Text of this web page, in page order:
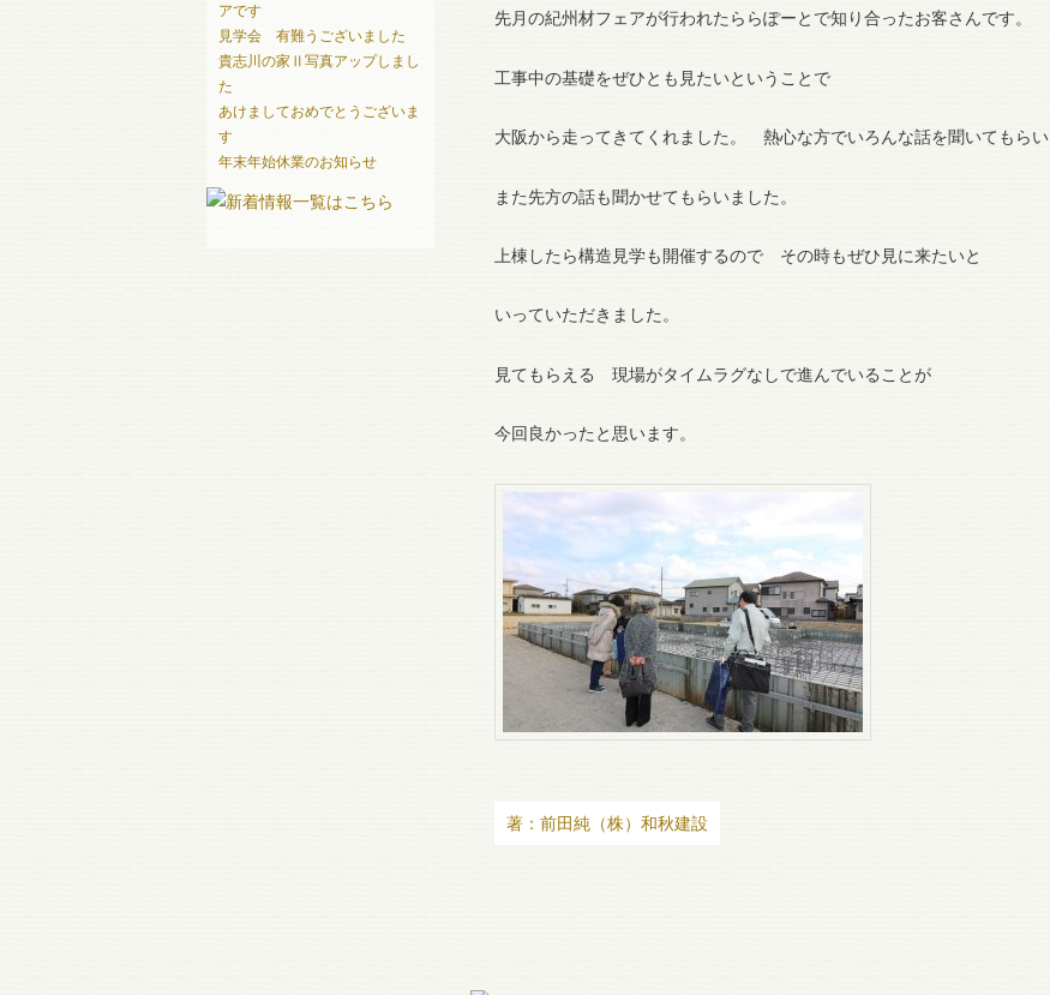
先月の紀州材フェアが行われたららぽーとで知り合ったお客さんです。
工事中の基礎をぜひとも見たいということで
大阪から走ってきてくれました。 熱心な方でいろんな話を聞いてもらい
また先方の話も聞かせてもらいました。
上棟したら構造見学も開催するので その時もぜひ見に来たいと
いっていただきました。
見てもらえる 現場がタイムラグなしで進んでいることが
今回良かったと思います。
著：前田純（株）和秋建設
アです
見学会 有難うございました
貴志川の家Ⅱ写真アップしまし
た
あけましておめでとうございま
す
年末年始休業のお知らせ